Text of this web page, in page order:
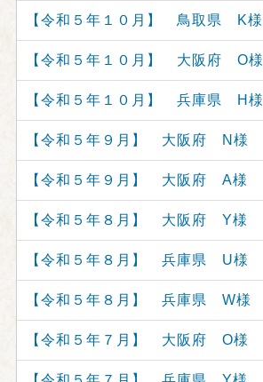
【令和５年１０月】 鳥取県 K様
【令和５年１０月】 大阪府 O様
【令和５年１０月】 兵庫県 H様
【令和５年９月】 大阪府 N様
【令和５年９月】 大阪府 A様
【令和５年８月】 大阪府 Y様
【令和５年８月】 兵庫県 U様
【令和５年８月】 兵庫県 W様
【令和５年７月】 大阪府 O様